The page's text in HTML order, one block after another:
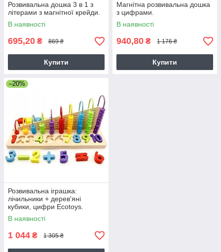
Розвивальна дошка 3 в 1 з
літерами з магнітної крейди.
В наявності
695,20 ₴ 869 ₴
Купити
Магнітна розвивальна дошка
з цифрами.
В наявності
940,80 ₴ 1 176 ₴
Купити
–20%
Розвивальна іграшка:
лічильники + дерев'яні
кубики, цифри Ecotoys.
В наявності
1 044 ₴ 1 305 ₴